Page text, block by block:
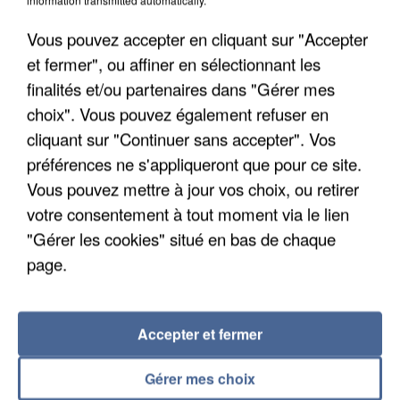
APRÈS TOUTES CES CANICULES, LES REFUGES
DE FAUNE SAUVAGE SONT...
Vous pouvez accepter en cliquant sur "Accepter
et fermer", ou affiner en sélectionnant les
finalités et/ou partenaires dans "Gérer mes
choix". Vous pouvez également refuser en
cliquant sur "Continuer sans accepter". Vos
préférences ne s'appliqueront que pour ce site.
Vous pouvez mettre à jour vos choix, ou retirer
votre consentement à tout moment via le lien
"Gérer les cookies" situé en bas de chaque
page.
Gérer mes choix
Accepter et fermer